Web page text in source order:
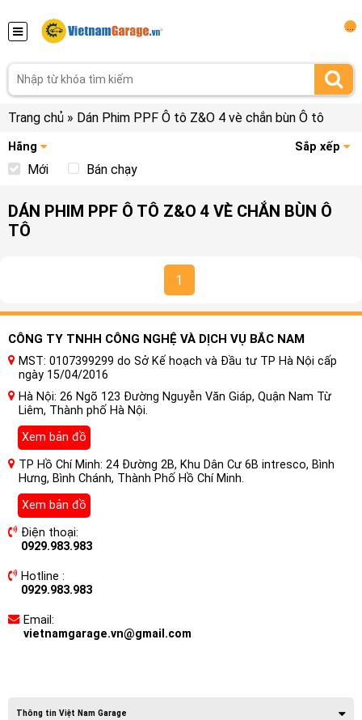
Trang chủ » Dán Phim PPF Ô tô Z&O 4 vè chắn bùn Ô tô
Hãng Sắp xếp
Mới Bán chạy
DÁN PHIM PPF Ô TÔ Z&O 4 VÈ CHẮN BÙN Ô
TÔ
1
CÔNG TY TNHH CÔNG NGHỆ VÀ DỊCH VỤ BẮC NAM
MST: 0107399299 do Sở Kế hoạch và Đầu tư TP Hà Nội cấp
ngày 15/04/2016
Hà Nội: 26 Ngõ 123 Đường Nguyễn Văn Giáp, Quận Nam Từ
Liêm, Thành phố Hà Nội.
Xem bản đồ
TP Hồ Chí Minh: 24 Đường 2B, Khu Dân Cư 6B intresco, Bình
Hưng, Bình Chánh, Thành Phố Hồ Chí Minh.
Xem bản đồ
Điện thoại:
0929.983.983
Hotline :
0929.983.983
Email:
vietnamgarage.vn@gmail.com
Thông tin Việt Nam Garage